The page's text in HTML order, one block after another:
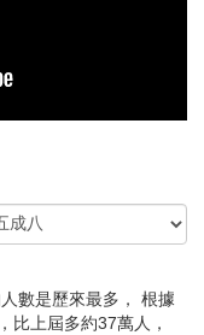
數是歷來最多， 根據
比上屆多約37萬人，